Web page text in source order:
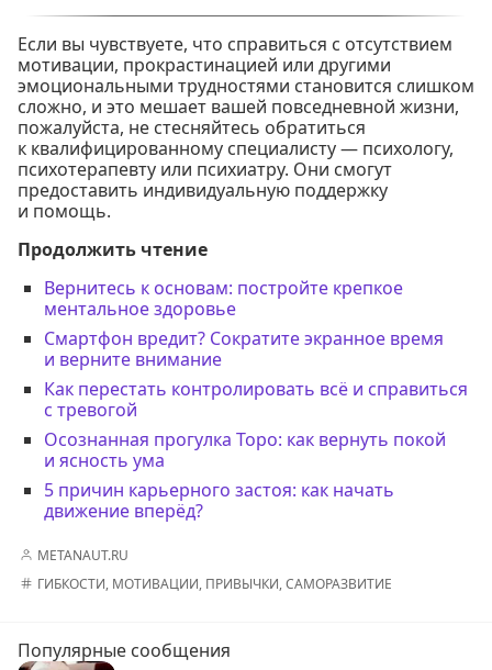
Если вы чувствуете, что справиться с отсутствием
мотивации, прокрастинацией или другими
эмоциональными трудностями становится слишком
сложно, и это мешает вашей повседневной жизни,
пожалуйста, не стесняйтесь обратиться
к квалифицированному специалисту — психологу,
психотерапевту или психиатру. Они смогут
предоставить индивидуальную поддержку
и помощь.
Продолжить чтение
Вернитесь к основам: постройте крепкое
ментальное здоровье
Смартфон вредит? Сократите экранное время
и верните внимание
Как перестать контролировать всё и справиться
с тревогой
Осознанная прогулка Торо: как вернуть покой
и ясность ума
5 причин карьерного застоя: как начать
движение вперёд?
METANAUT.RU
ГИБКОСТИ, МОТИВАЦИИ, ПРИВЫЧКИ,САМОРАЗВИТИЕ
Популярные сообщения